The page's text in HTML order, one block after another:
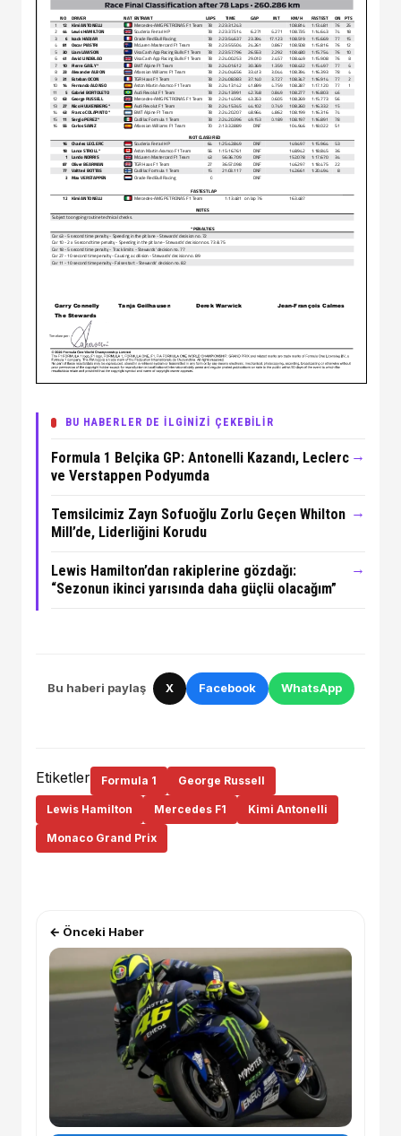
BU HABERLER DE İLGİNİZİ ÇEKEBİLİR
Formula 1 Belçika GP: Antonelli Kazandı, Leclerc
ve Verstappen Podyumda
→
Temsilcimiz Zayn Sofuoğlu Zorlu Geçen Whilton
Mill’de, Liderliğini Korudu
→
Lewis Hamilton’dan rakiplerine gözdağı:
“Sezonun ikinci yarısında daha güçlü olacağım”
→
Bu haberi paylaş X Facebook WhatsApp
Etiketler Formula 1 George Russell
Lewis Hamilton Mercedes F1 Kimi Antonelli
Monaco Grand Prix
← Önceki Haber